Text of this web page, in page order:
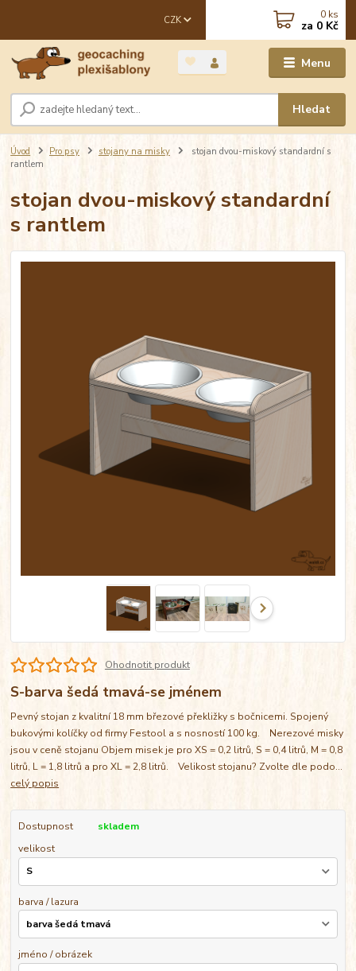
Menu
CZK
Hledat
0 ks
za 0 Kč
Úvod Pro psy stojany na misky
stojan dvou-miskový standardní s
rantlem
stojan dvou-miskový standardní
s rantlem
Ohodnotit produkt
S-barva šedá tmavá-se jménem
Pevný stojan z kvalitní 18 mm březové překližky s bočnicemi. Spojený
bukovými kolíčky od firmy Festool a s nosností 100 kg. Nerezové misky
jsou v ceně stojanu Objem misek je pro XS = 0,2 litrů, S = 0,4 litrů, M = 0,8
litrů, L = 1,8 litrů a pro XL = 2,8 litrů. Velikost stojanu? Zvolte dle podo...
celý popis
Dostupnost
skladem
velikost
barva / lazura
jméno / obrázek